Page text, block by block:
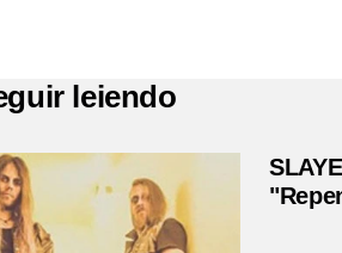
leiendo